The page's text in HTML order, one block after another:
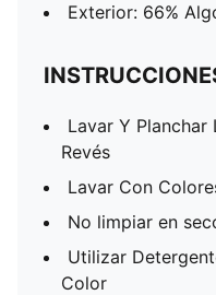
Exterior: 66%
Lavar Y Planchar
Revés
Lavar Con
No limpiar en
Utilizar
Color